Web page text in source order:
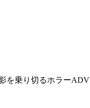
を乗り切るホラーADV